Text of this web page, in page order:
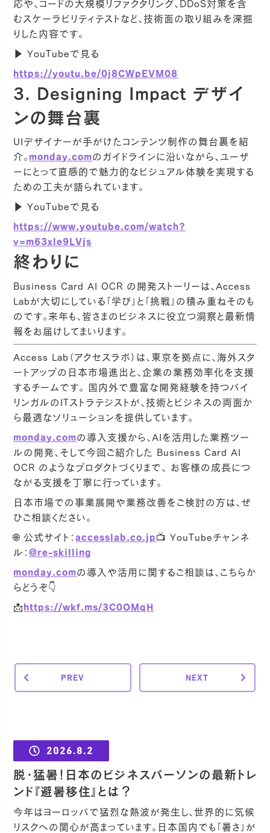
応や、コードの大規模リファクタリング、DDoS対策を含
むスケーラビリティテストなど、技術面の取り組みを深掘
りした内容です。
▶ YouTubeで見る
https://youtu.be/0j8CWpEVM08
3. Designing Impact デザイ
ンの舞台裏
UIデザイナーが手がけたコンテンツ制作の舞台裏を紹
介。 monday.comのガイドラインに沿いながら、ユーザ
ーにとって直感的で魅力的なビジュアル体験を実現する
ための工夫が語られています。
▶ YouTubeで見る
https://www.youtube.com/watch?
v=m63xle9LVjs
終わりに
Business Card AI OCR の開発ストーリーは、Access
Labが大切にしている「学び」と「挑戦」の積み重ねそのも
のです。来年も、皆さまのビジネスに役立つ洞察と最新情
報をお届けしてまいります。
Access Lab（アクセスラボ）は、東京を拠点に、海外スタ
ートアップの日本市場進出と、企業の業務効率化を支援
するチームです。 国内外で豊富な開発経験を持つバイ
リンガルのITストラテジストが、技術とビジネスの両面か
ら最適なソリューションを提供しています。
monday.comの導入支援から、AIを活用した業務ツー
ルの開発、そして今回ご紹介した Business Card AI
OCR のようなプロダクトづくりまで、 お客様の成長につ
ながる支援を丁寧に行っています。
日本市場での事業展開や業務改善をご検討の方は、ぜ
ひご相談ください。
🌐 公式サイト：accesslab.co.jp📺 YouTubeチャンネ
ル：@re-skilling
monday.comの導入や活用に関するご相談は、こちらか
らどうぞ👇
📩 https://wkf.ms/3C0OMqH
PREV NEXT
2026.8.2
脱・猛暑！日本のビジネスパーソンの最新トレ
ンド『避暑移住』とは？
今年はヨーロッパで猛烈な熱波が発生し、世界的に気候
リスクへの関心が高まっています。日本国内でも「暑さ」が